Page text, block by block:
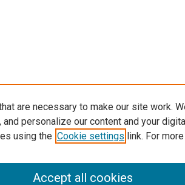
are necessary to make our site work.
and personalize our content and your
using the Cookie settings link. For
Accept all cookies